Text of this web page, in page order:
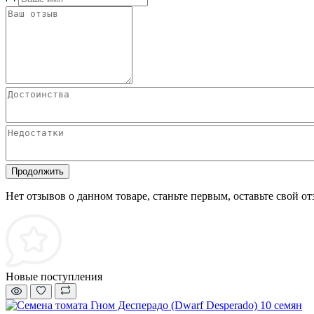
Продолжить
Нет отзывов о данном товаре, станьте первым, оставьте свой
Новые поступления